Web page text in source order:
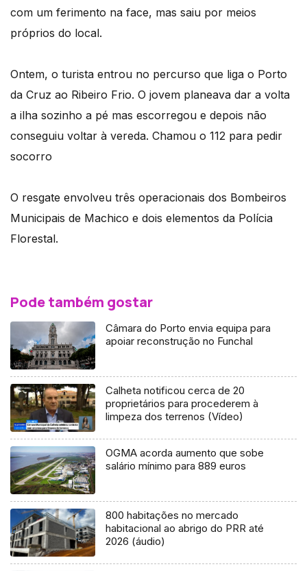
com um ferimento na face, mas saiu por meios
próprios do local.
Ontem, o turista entrou no percurso que liga o Porto
da Cruz ao Ribeiro Frio. O jovem planeava dar a volta
a ilha sozinho a pé mas escorregou e depois não
conseguiu voltar à vereda. Chamou o 112 para pedir
socorro
O resgate envolveu três operacionais dos Bombeiros
Municipais de Machico e dois elementos da Polícia
Florestal.
Pode também gostar
Câmara do Porto envia equipa para
apoiar reconstrução no Funchal
Calheta notificou cerca de 20
proprietários para procederem à
limpeza dos terrenos (Vídeo)
OGMA acorda aumento que sobe
salário mínimo para 889 euros
800 habitações no mercado
habitacional ao abrigo do PRR até
2026 (áudio)